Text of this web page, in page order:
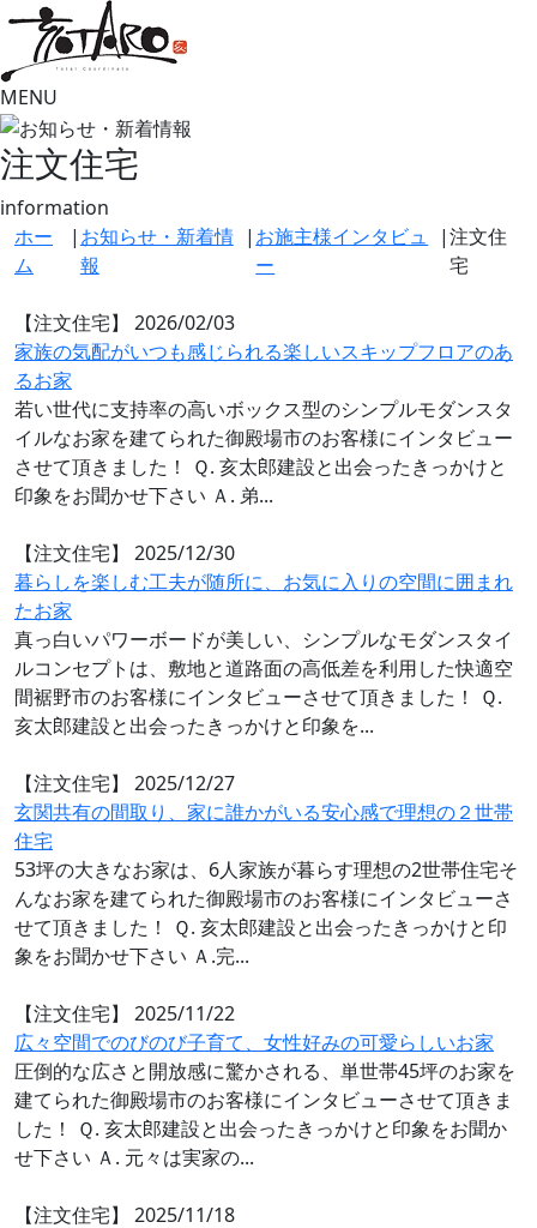
MENU
注文住宅
information
ホー
ム
| お知らせ・新着情
報
| お施主様インタビュ
ー
|注文住
宅
【注文住宅】 2026/02/03
家族の気配がいつも感じられる楽しいスキップフロアのあ
るお家
若い世代に支持率の高いボックス型のシンプルモダンスタ
イルなお家を建てられた御殿場市のお客様にインタビュー
させて頂きました！ Ｑ. 亥太郎建設と出会ったきっかけと
印象をお聞かせ下さい Ａ. 弟...
【注文住宅】 2025/12/30
暮らしを楽しむ工夫が随所に、お気に入りの空間に囲まれ
たお家
真っ白いパワーボードが美しい、シンプルなモダンスタイ
ルコンセプトは、敷地と道路面の高低差を利用した快適空
間裾野市のお客様にインタビューさせて頂きました！ Ｑ.
亥太郎建設と出会ったきっかけと印象を...
【注文住宅】 2025/12/27
玄関共有の間取り、家に誰かがいる安心感で理想の２世帯
住宅
53坪の大きなお家は、6人家族が暮らす理想の2世帯住宅そ
んなお家を建てられた御殿場市のお客様にインタビューさ
せて頂きました！ Ｑ. 亥太郎建設と出会ったきっかけと印
象をお聞かせ下さい Ａ.完...
【注文住宅】 2025/11/22
広々空間でのびのび子育て、女性好みの可愛らしいお家
圧倒的な広さと開放感に驚かされる、単世帯45坪のお家を
建てられた御殿場市のお客様にインタビューさせて頂きま
した！ Ｑ. 亥太郎建設と出会ったきっかけと印象をお聞か
せ下さい Ａ. 元々は実家の...
【注文住宅】 2025/11/18